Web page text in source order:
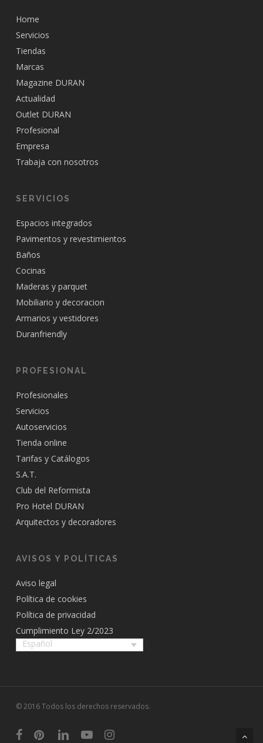
Home
Servicios
Tiendas
Marcas
Magazine DURAN
Actualidad
Outlet DURAN
Profesional
Empresa
Trabaja con nosotros
SERVICIOS
Espacios integrados
Pavimentos y revestimientos
Baños
Cocinas
Maderas y parquet
Mobiliario y decoracion
Armarios y vestidores
Duranfriendly
PROFESIONAL
Profesionales
Servicios
Autoservicios
Tienda online
Tarifas y Catálogos
S.A.T.
Club del Reformista
Pro Hotel DURAN
Arquitectos y decoradores
AVISOS Y POLÍTICAS
Aviso legal
Política de cookies
Política de privacidad
Cumplimiento Ley 2/2023
Español
© 2016 Todos los derechos reservados.
facebookpinterestlinkedinyoutubeinstagram